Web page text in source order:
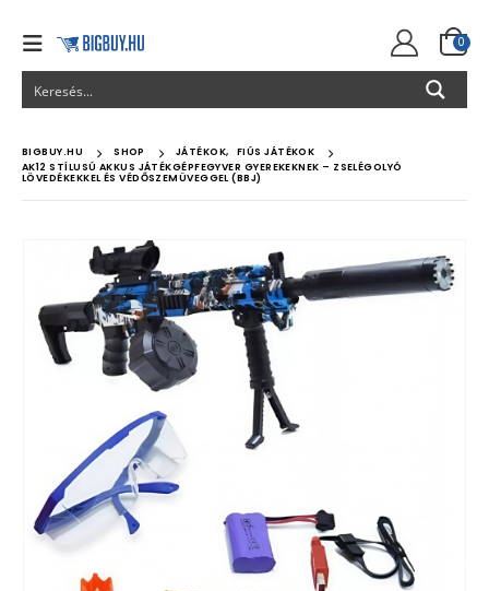
0
BIGBUY.HU SHOP JÁTÉKOK,
FIÚS JÁTÉKOK
AK12 STÍLUSÚ AKKUS JÁTÉKGÉPFEGYVER GYEREKEKNEK – ZSELÉGOLYÓ
LÖVEDÉKEKKEL ÉS VÉDŐSZEMÜVEGGEL (BBJ)